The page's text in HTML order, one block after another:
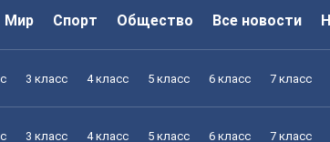
Мир Спорт Общество Все новости
3 класс 4 класс 5 класс 6 класс 7 класс
3 класс 4 класс 5 класс 6 класс 7 класс